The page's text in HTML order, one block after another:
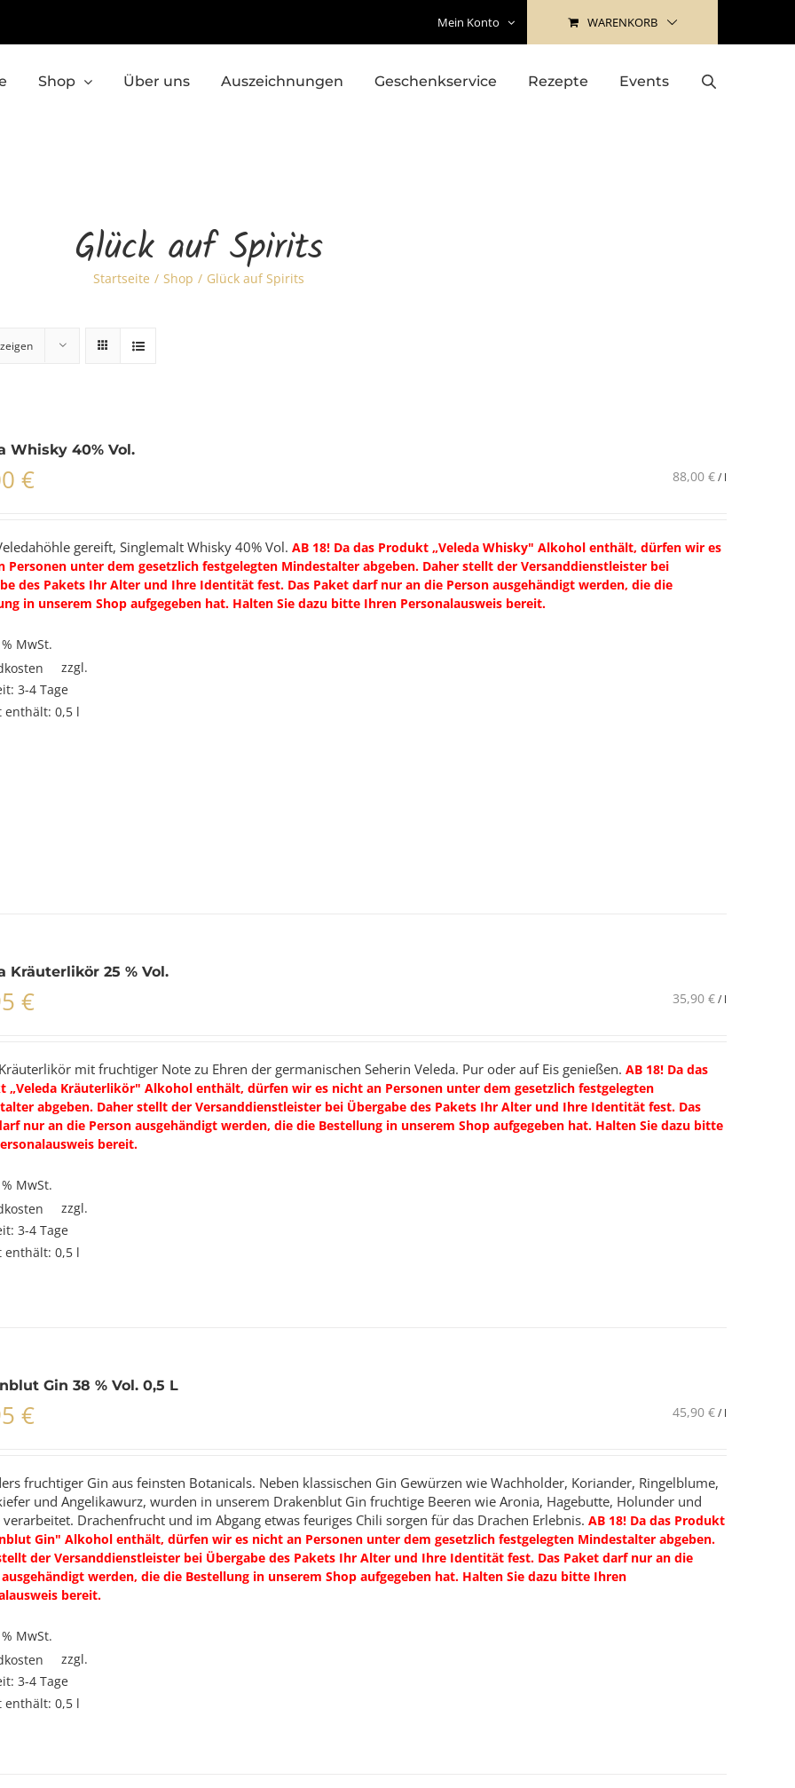
Mein Konto WARENKORB
Shop Über uns Auszeichnungen Geschenkservice Rezepte Events
Glück auf Spirits
Startseite Shop Glück auf Spirits
Whisky 40% Vol.
€ 88,00 €/ l
gereift, Singlemalt Whisky 40% Vol.AB 18! Da das Produkt „Veleda Whisky" Alkohol enthält, dürfen wir es
Personen unter dem gesetzlich festgelegten Mindestalter abgeben. Daher stellt der Versanddienstleister bei
des Pakets Ihr Alter und Ihre Identität fest. Das Paket darf nur an die Person ausgehändigt werden, die die
in unserem Shop aufgegeben hat. Halten Sie dazu bitte Ihren Personalausweis bereit.
MwSt.
zzgl.
3-4 Tage
enthält: 0,5 l
Kräuterlikör 25 % Vol.
€ 35,90 €/ l
mit fruchtiger Note zu Ehren der germanischen Seherin Veleda. Pur oder auf Eis genießen.AB 18! Da das
„Veleda Kräuterlikör" Alkohol enthält, dürfen wir es nicht an Personen unter dem gesetzlich festgelegten
abgeben. Daher stellt der Versanddienstleister bei Übergabe des Pakets Ihr Alter und Ihre Identität fest. Das
nur an die Person ausgehändigt werden, die die Bestellung in unserem Shop aufgegeben hat. Halten Sie dazu bitte
bereit.
MwSt.
zzgl.
3-4 Tage
enthält: 0,5 l
Gin 38 % Vol. 0,5 L
€ 45,90 €/ l
fruchtiger Gin aus feinsten Botanicals. Neben klassischen Gin Gewürzen wie Wachholder, Koriander, Ringelblume,
und Angelikawurz, wurden in unserem Drakenblut Gin fruchtige Beeren wie Aronia, Hagebutte, Holunder und
Drachenfrucht und im Abgang etwas feuriges Chili sorgen für das Drachen Erlebnis.AB 18! Da das Produkt
Gin" Alkohol enthält, dürfen wir es nicht an Personen unter dem gesetzlich festgelegten Mindestalter abgeben.
der Versanddienstleister bei Übergabe des Pakets Ihr Alter und Ihre Identität fest. Das Paket darf nur an die
ausgehändigt werden, die die Bestellung in unserem Shop aufgegeben hat. Halten Sie dazu bitte Ihren
bereit.
MwSt.
zzgl.
3-4 Tage
enthält: 0,5 l